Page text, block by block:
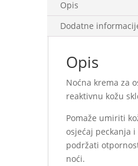
Opis
Dodatne
Opis
Noćna krema za
reaktivnu kožu
Pomaže umiriti
osjećaj peckanja
podržati
noći.